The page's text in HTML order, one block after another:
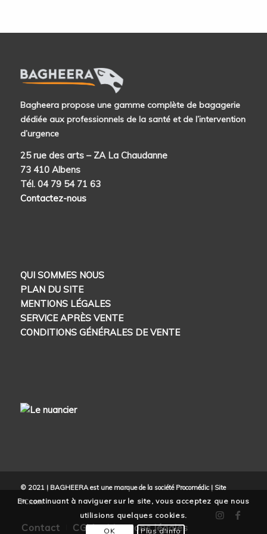
Bagheera propose une gamme complète de bagagerie
dédiée aux professionnels de la santé et de l’intervention
d’urgence
25 rue des arts – ZA La Chaudanne
73 410 Albens
Tél. 04 79 54 71 63
Contactez-nous
QUI SOMMES NOUS
PLAN DU SITE
MENTIONS LÉGALES
SERVICE APRÈS VENTE
CONDITIONS GÉNÉRALES DE VENTE
© 2021 | BAGHEERA est une marque de la société Procomédic | Site
FC.com
Contact CGV Mentions légales
En continuant à naviguer sur le site, vous acceptez que nous
utilisions quelques cookies.
OK
Plus d'info